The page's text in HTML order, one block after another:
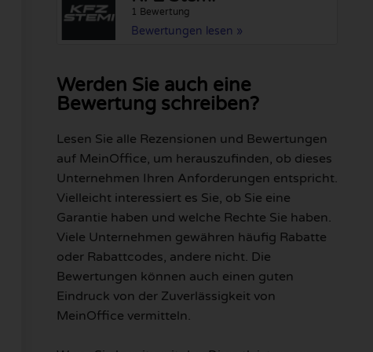
1 Bewertung
Bewertungen lesen »
Werden Sie auch eine
Bewertung schreiben?
Lesen Sie alle Rezensionen und Bewertungen
auf MeinOffice, um herauszufinden, ob dieses
Unternehmen Ihren Anforderungen entspricht.
Vielleicht interessiert es Sie, ob Sie eine
Garantie haben und welche Rechte Sie haben.
Viele Unternehmen gewähren häufig Rabatte
oder Rabattcodes, andere nicht. Die
Bewertungen können auch einen guten
Eindruck von der Zuverlässigkeit von
MeinOffice vermitteln.